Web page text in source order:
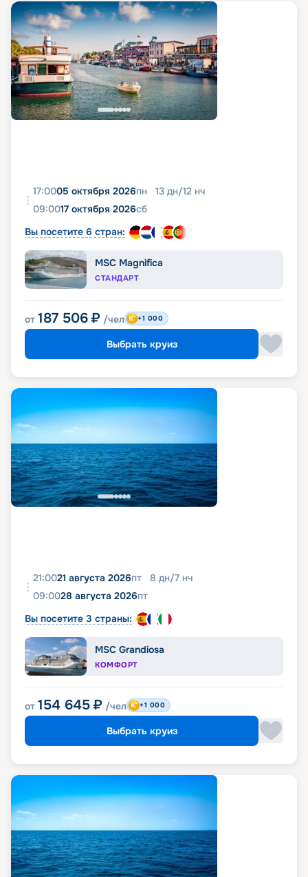
17:0005 октября 2026пн 13 дн/12 нч
09:0017 октября 2026сб
Вы посетите 6 стран:
MSC Magnifica
СТАНДАРТ
от 187 506 ₽ /чел +1 000
Выбрать круиз
21:0021 августа 2026пт 8 дн/7 нч
09:0028 августа 2026пт
Вы посетите 3 страны:
MSC Grandiosa
КОМФОРТ
от 154 645 ₽ /чел +1 000
Выбрать круиз